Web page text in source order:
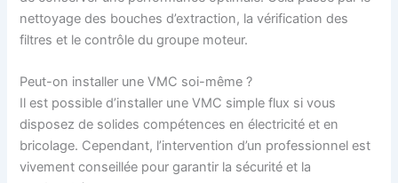
nettoyage des bouches d’extraction, la vérification des
filtres et le contrôle du groupe moteur.
Peut-on installer une VMC soi-même ?
Il est possible d’installer une VMC simple flux si vous
disposez de solides compétences en électricité et en
bricolage. Cependant, l’intervention d’un professionnel est
vivement conseillée pour garantir la sécurité et la